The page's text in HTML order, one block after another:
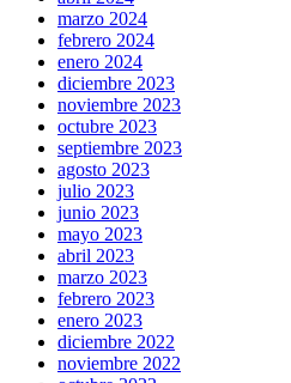
marzo 2024
febrero 2024
enero 2024
diciembre 2023
noviembre 2023
octubre 2023
septiembre 2023
agosto 2023
julio 2023
junio 2023
mayo 2023
abril 2023
marzo 2023
febrero 2023
enero 2023
diciembre 2022
noviembre 2022